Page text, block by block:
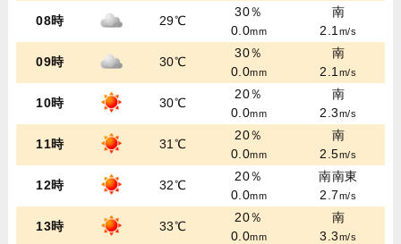
08時 29℃
30％
0.0mm
南
2.1m/s
09時 30℃
30％
0.0mm
南
2.1m/s
10時 30℃
20％
0.0mm
南
2.3m/s
11時 31℃
20％
0.0mm
南
2.5m/s
12時 32℃
20％
0.0mm
南南東
2.7m/s
13時 33℃
20％
0.0mm
南
3.3m/s